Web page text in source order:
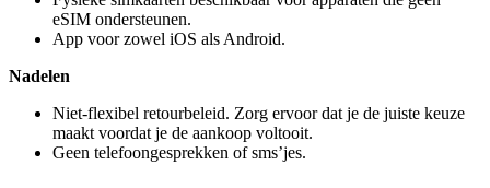
eSIM ondersteunen.
App voor zowel iOS als Android.
Nadelen
Niet-flexibel retourbeleid. Zorg ervoor dat je de juiste keuze
maakt voordat je de aankoop voltooit.
Geen telefoongesprekken of sms’jes.